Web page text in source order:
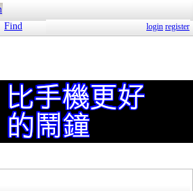
Find login register